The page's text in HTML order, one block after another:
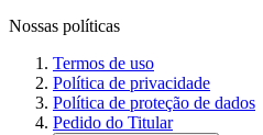
Nossas políticas
Termos de uso
Política de privacidade
Política de proteção de dados
Pedido do Titular